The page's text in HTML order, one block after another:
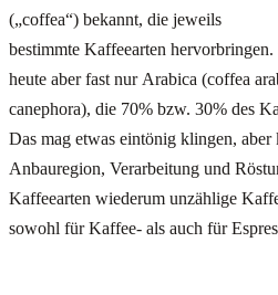
(„coffea“) bekannt, die jeweils
bestimmte Kaffeearten
heute aber fast nur Arabica (coffea
canephora), die 70% bzw. 30% des
Das mag etwas eintönig klingen, aber
Anbauregion, Verarbeitung und
Kaffeearten wiederum unzählige
sowohl für Kaffee- als auch für